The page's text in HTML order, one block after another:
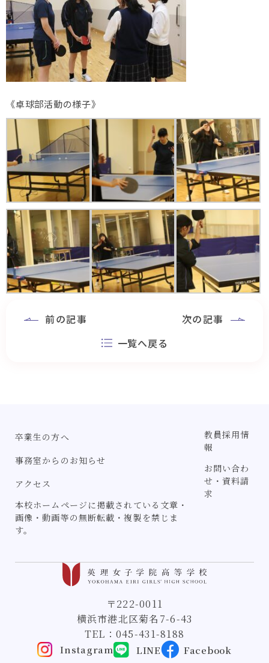
《卓球部活動の様子》
前の記事
一覧へ戻る
次の記事
〒222-0011
横浜市港北区菊名7-6-43
TEL： 045-431-8188
卒業生の方へ
事務室からのお知らせ
アクセス
本校ホームページに掲載されている文章・
画像・動画等の無断転載・複製を禁じま
す。
教員採用情
報
お問い合わ
せ・資料請
求
Instagram LINE Facebook